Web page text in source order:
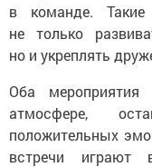
в команде.
не только
но и укреплять
Оба
атмосфере,
положительных
встречи играют